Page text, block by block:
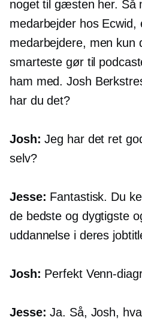
noget til gæsten her. Så
medarbejder hos Ecwid,
medarbejdere, men kun
smarteste gør til
ham med. Josh
har du det?
Josh: Jeg har det ret
selv?
Jesse: Fantastisk. Du
de bedste og dygtigste
uddannelse i deres
Josh: Perfekt Venn-
Jesse: Ja. Så, Josh,